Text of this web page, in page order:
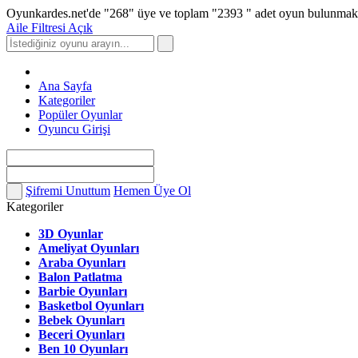
Oyunkardes.net'de "268" üye ve toplam "2393 " adet oyun
Aile Filtresi Açık
Ana Sayfa
Kategoriler
Popüler Oyunlar
Oyuncu Girişi
Şifremi Unuttum Hemen Üye Ol
Kategoriler
3D Oyunlar
Ameliyat Oyunları
Araba Oyunları
Balon Patlatma
Barbie Oyunları
Basketbol Oyunları
Bebek Oyunları
Beceri Oyunları
Ben 10 Oyunları